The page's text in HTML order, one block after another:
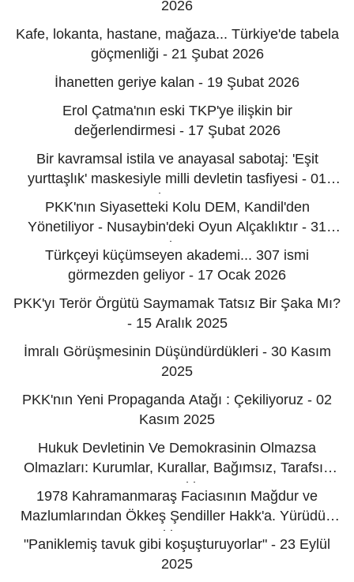
2026
Kafe, lokanta, hastane, mağaza... Türkiye'de tabela
göçmenliği - 21 Şubat 2026
İhanetten geriye kalan - 19 Şubat 2026
Erol Çatma'nın eski TKP'ye ilişkin bir
değerlendirmesi - 17 Şubat 2026
Bir kavramsal istila ve anayasal sabotaj: 'Eşit
yurttaşlık' maskesiyle milli devletin tasfiyesi - 01
Şubat 2026
PKK'nın Siyasetteki Kolu DEM, Kandil'den
Yönetiliyor - Nusaybin'deki Oyun Alçaklıktır - 31
Ocak 2026
Türkçeyi küçümseyen akademi... 307 ismi
görmezden geliyor - 17 Ocak 2026
PKK'yı Terör Örgütü Saymamak Tatsız Bir Şaka Mı?
- 15 Aralık 2025
İmralı Görüşmesinin Düşündürdükleri - 30 Kasım
2025
PKK'nın Yeni Propaganda Atağı : Çekiliyoruz - 02
Kasım 2025
Hukuk Devletinin Ve Demokrasinin Olmazsa
Olmazları: Kurumlar, Kurallar, Bağımsız, Tarafsız
Yargı - 12 Ekim 2025
1978 Kahramanmaraş Faciasının Mağdur ve
Mazlumlarından Ökkeş Şendiller Hakk'a. Yürüdü -
01 Ekim 2025
"Paniklemiş tavuk gibi koşuşturuyorlar" - 23 Eylül
2025